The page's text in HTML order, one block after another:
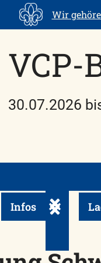
Wir
VCP-
30.07.2026
Infos Untermenü